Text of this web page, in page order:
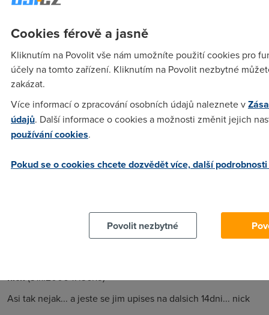
obcansky zakonik, tusim... cislo paragrafu po me nechtej,
vyhledam... nick
Anonym (31.1.2006 16:53:59)
Obavam se, ze tohle tam maj ostreno. Vypovedet muzes,
pokud se podminky zhorsi, ne pokud dojde k zlepseni. Jsem
No to by se hodilo více lidem (mě taky :-) ) a nebo si budeš
muset o to zrychlení požádat a pak nebudeš moc dát
vypoveď z důvodu změny parametrů
nick(31.1.2006 17:36:19)
Asi tak nejak... a jeste se jim upises na dalsich 14dni... nick
Cookies férově a jasně
Kliknutím na Povolit vše nám umožníte použití cookies pro
účely na tomto zařízení. Kliknutím na Povolit nezbytné
zakázat.
Více informací o zpracování osobních údajů naleznete v
údajů. Další informace o cookies a možnosti změnit jejich
používání cookies.
Pokud se o cookies chcete dozvědět více, další
Povolit nezbytné